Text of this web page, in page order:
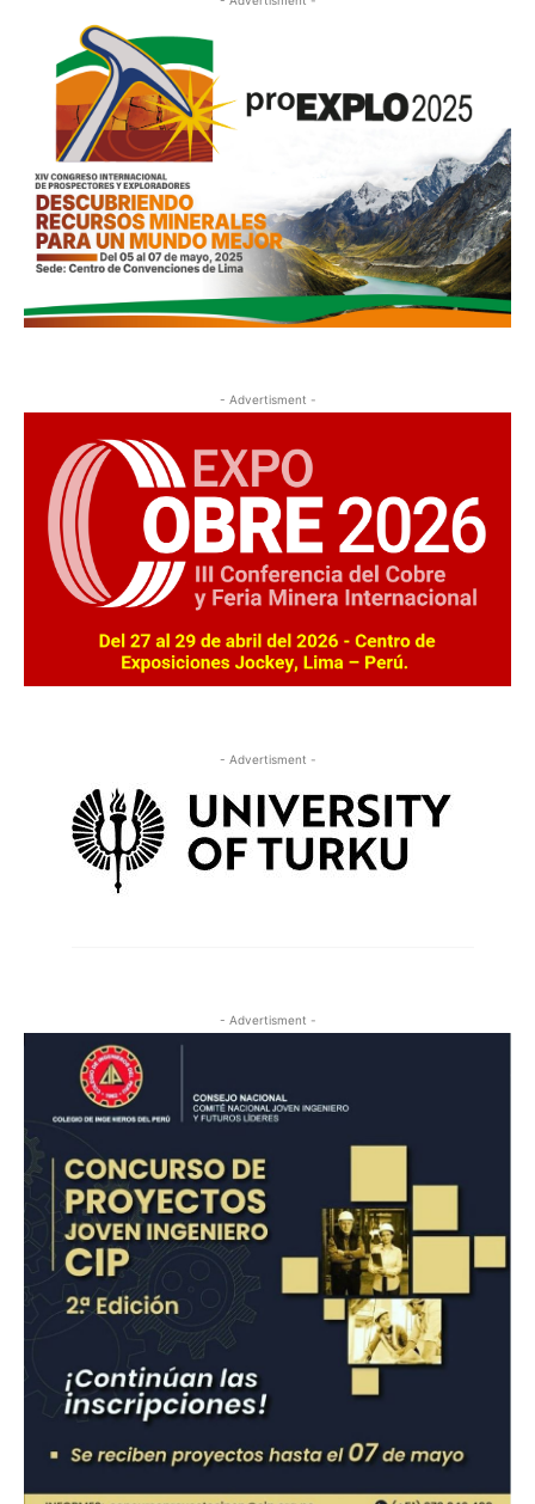
- Advertisment -
- Advertisment -
- Advertisment -